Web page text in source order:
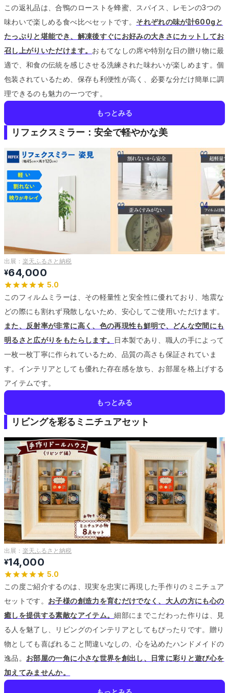
この返礼品は、合鴨のローストを蜂蜜、スパイス、レモンの3つの
味わいで楽しめる食べ比べセットです。 それぞれの味が計600gと
たっぷりと堪能でき、解凍後すぐにお好みの大きさにカットしてお
召し上がりいただけます。 おもてなしの席や特別な日の贈り物に最
適で、和食の伝統を感じさせる洗練された味わいが楽しめます。個
包装されているため、保存も利便性が高く、必要な分だけ簡単に調
理できるのも魅力の一つです。
もっとみる
リフェクスミラー：安全で軽やかな美
出展： 楽天ふるさと納税
¥64,000
5.0
このフィルムミラーは、その軽量性と安全性に優れており、地震な
どの際にも割れず飛散しないため、安心してご使用いただけます。
また、反射率が非常に高く、色の再現性も鮮明で、どんな空間にも
明るさと広がりをもたらします。
日本製であり、職人の手によって
一枚一枚丁寧に作られているため、品質の高さも保証されていま
す。 インテリアとしても優れた存在感を放ち、お部屋を格上げする
アイテムです。
もっとみる
リビングを彩るミニチュアセット
出展： 楽天ふるさと納税
¥14,000
5.0
この度ご紹介するのは、現実を忠実に再現した手作りのミニチュア
セットです。 お子様の創造力を育むだけでなく、大人の方にも心の
癒しを提供する素敵なアイテム。細部にまでこだわった作りは、見
る人を魅了し、リビングのインテリアとしてもぴったりです。 贈り
物としても喜ばれること間違いなしの、心を込めたハンドメイドの
逸品。 お部屋の一角に小さな世界を創出し、日常に彩りと遊び心を
加えてみませんか。